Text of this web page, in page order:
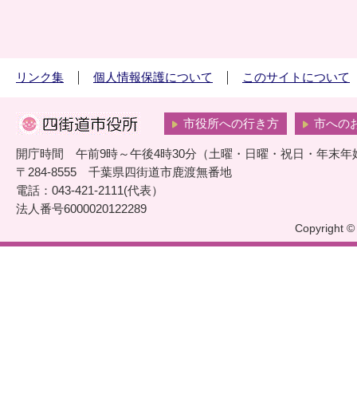
リンク集 個人情報保護について このサイトについて
市役所への行き方 市への
開庁時間 午前9時～午後4時30分（土曜・日曜・祝日・年末年
〒284-8555 千葉県四街道市鹿渡無番地
電話：043-421-2111(代表）
法人番号6000020122289
Copyright ©